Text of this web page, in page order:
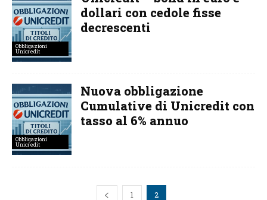
Obbligazioni
Unicredit
dollari con cedole fisse
decrescenti
Obbligazioni
Unicredit
Nuova obbligazione
Cumulative di Unicredit con
tasso al 6% annuo
1 2